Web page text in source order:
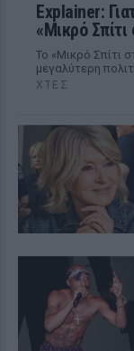
Explainer:
«Μικρό Σπίτι
Το «Μικρό Σπίτι
μεγαλύτερη
ΧΤΕΣ